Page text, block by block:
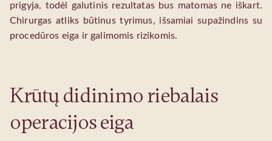
prigyja, todėl galutinis rezultatas bus matomas ne iškart.
Chirurgas atliks būtinus tyrimus, išsamiai supažindins su
procedūros eiga ir galimomis rizikomis.
Krūtų didinimo riebalais
operacijos eiga